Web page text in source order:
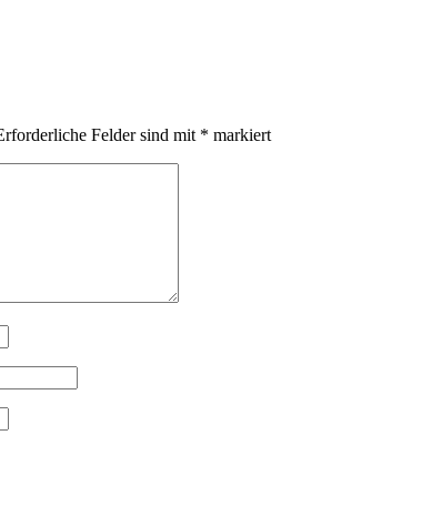
Felder sind mit * markiert